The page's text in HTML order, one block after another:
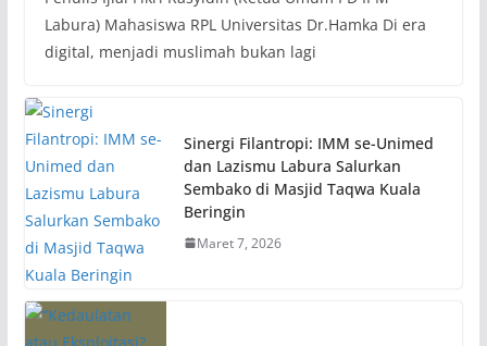
Labura) Mahasiswa RPL Universitas Dr.Hamka Di era
digital, menjadi muslimah bukan lagi
Sinergi Filantropi: IMM se-Unimed
dan Lazismu Labura Salurkan
Sembako di Masjid Taqwa Kuala
Beringin
Maret 7, 2026